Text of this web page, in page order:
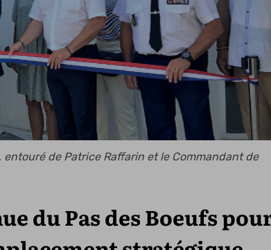
de Patrice Raffarin et le Commandant de
du Pas des Boeufs